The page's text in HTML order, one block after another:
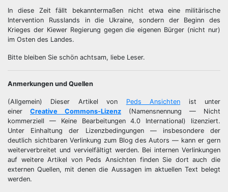
In diese Zeit fällt bekanntermaßen nicht etwa eine militärische
Intervention Russlands in die Ukraine, sondern der Beginn des
Krieges der Kiewer Regierung gegen die eigenen Bürger (nicht nur)
im Osten des Landes.
Bitte bleiben Sie schön achtsam, liebe Leser.
Anmerkungen und Quellen
(Allgemein) Dieser Artikel von Peds Ansichten ist unter
einer Creative Commons-Lizenz (Namensnennung — Nicht
kommerziell — Keine Bearbeitungen 4.0 International) lizenziert.
Unter Einhaltung der Lizenzbedingungen — insbesondere der
deutlich sichtbaren Verlinkung zum Blog des Autors — kann er gern
weiterverbreitet und vervielfältigt werden. Bei internen Verlinkungen
auf weitere Artikel von Peds Ansichten finden Sie dort auch die
externen Quellen, mit denen die Aussagen im aktuellen Text belegt
werden.